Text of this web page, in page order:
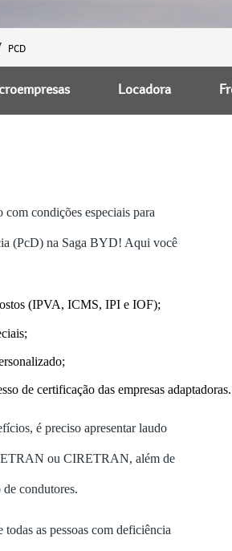
PCD
Locadora
condições especiais para
(PcD) na Saga BYD! Aqui você
(IPVA, ICMS, IPI e IOF);
de certificação das empresas adaptadoras.
é preciso apresentar laudo
ou CIRETRAN, além de
condutores.
as pessoas com deficiência